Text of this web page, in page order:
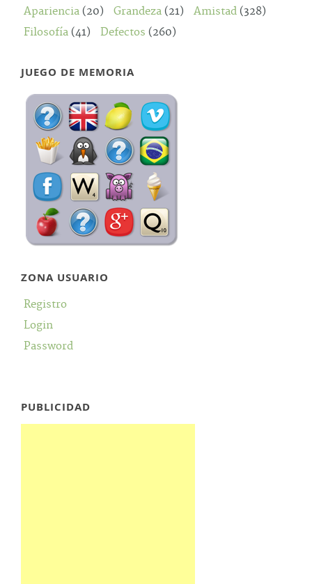
Apariencia (20) Grandeza (21) Amistad (328)
Filosofía (41) Defectos (260)
JUEGO DE MEMORIA
ZONA USUARIO
Registro
Login
Password
PUBLICIDAD